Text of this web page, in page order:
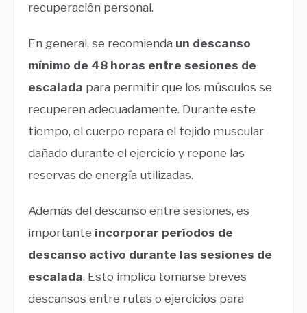
recuperación personal.
En general, se recomienda un descanso
mínimo de 48 horas entre sesiones de
escalada para permitir que los músculos se
recuperen adecuadamente. Durante este
tiempo, el cuerpo repara el tejido muscular
dañado durante el ejercicio y repone las
reservas de energía utilizadas.
Además del descanso entre sesiones, es
importante incorporar períodos de
descanso activo durante las sesiones de
escalada. Esto implica tomarse breves
descansos entre rutas o ejercicios para